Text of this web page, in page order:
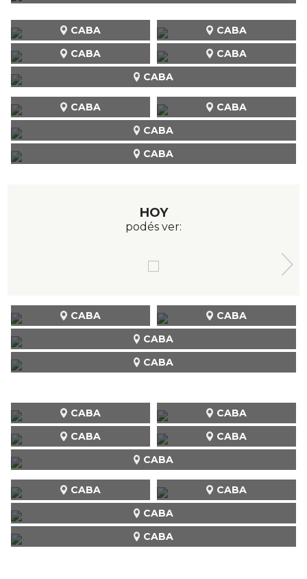
CABA CABA
CABA
CABA CABA
CABA
CABA CABA
CABA
HOY
podés ver:
CABA
CABA CABA
CABA
CABA CABA
CABA
CABA CABA
CABA
CABA CABA
CABA